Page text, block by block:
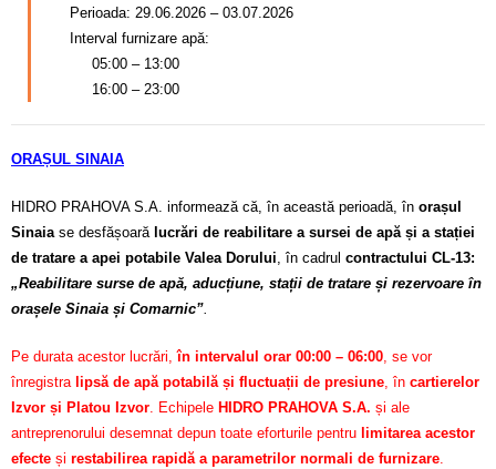
Perioada: 29.06.2026 – 03.07.2026
Interval furnizare apă:
05:00 – 13:00
16:00 – 23:00
ORAȘUL SINAIA
HIDRO PRAHOVA S.A. informează că, în această perioadă, în orașul
Sinaiase desfășoară lucrări de reabilitare a sursei de apă și a stației
de tratare a apei potabile Valea Dorului, în cadrul contractului CL-13:
„Reabilitare surse de apă, aducțiune, stații de tratare și rezervoare în
orașele Sinaia și Comarnic”.
Pe durata acestor lucrări,în intervalul orar 00:00 – 06:00, se vor
înregistra lipsă de apă potabilă și fluctuații de presiune, în cartierelor
Izvor și Platou Izvor. Echipele HIDRO PRAHOVA S.A. și ale
antreprenorului desemnat depun toate eforturile pentru limitarea acestor
efecte și restabilirea rapidă a parametrilor normali de furnizare.